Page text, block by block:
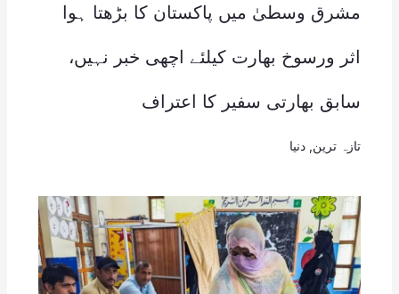
مشرق وسطیٰ میں پاکستان کا بڑھتا ہوا
اثر ورسوخ بھارت کیلئے اچھی خبر نہیں،
سابق بھارتی سفیر کا اعتراف
تازہ ترین دنیا